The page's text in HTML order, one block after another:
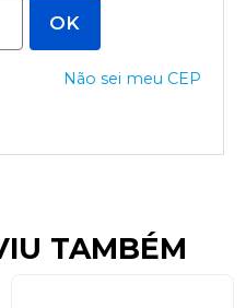
Não sei meu CEP
TAMBÉM